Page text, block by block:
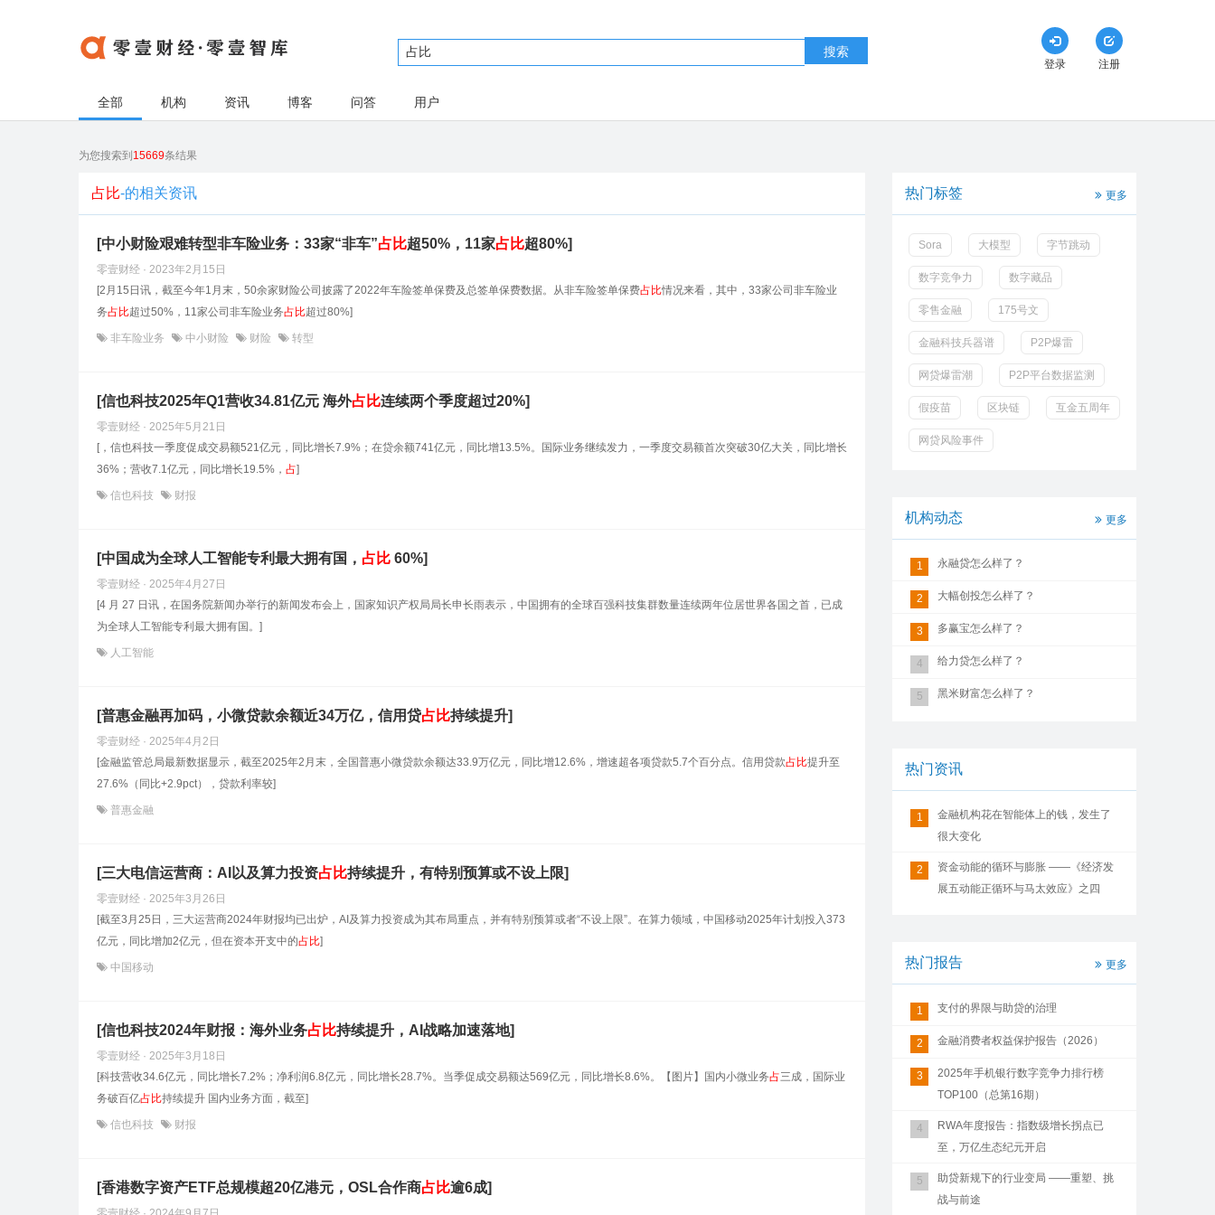
搜索
登录 注册
全部 机构 资讯 博客 问答 用户
为您搜索到 15669条结果
占比-的相关资讯
[中小财险艰难转型非车险业务：33家“非车”占 比超50%，11家占 比超80%]
零壹财经 · 2023年2月15日
[2月15日讯，截至今年1月末，50余家财险公司披露了2022年车险签单保费及总签单保费数据。从非车险签单保费占 比情况来看，其中，33家公司非车险业
务占 比超过50%，11家公司非车险业务占 比超过80%]
非车险业务 中小财险 财险 转型
[信也科技2025年Q1营收34.81亿元 海外占 比连续两个季度超过20%]
零壹财经 · 2025年5月21日
[，信也科技一季度促成交易额521亿元，同比增长7.9%；在贷余额741亿元，同比增13.5%。国际业务继续发力，一季度交易额首次突破30亿大关，同比增长
36%；营收7.1亿元，同比增长19.5%， 占]
信也科技 财报
[中国成为全球人工智能专利最大拥有国， 占 比 60%]
零壹财经 · 2025年4月27日
[4 月 27 日讯，在国务院新闻办举行的新闻发布会上，国家知识产权局局长申长雨表示，中国拥有的全球百强科技集群数量连续两年位居世界各国之首，已成
为全球人工智能专利最大拥有国。]
人工智能
[普惠金融再加码，小微贷款余额近34万亿，信用贷占 比持续提升]
零壹财经 · 2025年4月2日
[金融监管总局最新数据显示，截至2025年2月末，全国普惠小微贷款余额达33.9万亿元，同比增12.6%，增速超各项贷款5.7个百分点。信用贷款占 比提升至
27.6%（同比+2.9pct），贷款利率较]
普惠金融
[三大电信运营商：AI以及算力投资占 比持续提升，有特别预算或不设上限]
零壹财经 · 2025年3月26日
[截至3月25日，三大运营商2024年财报均已出炉，AI及算力投资成为其布局重点，并有特别预算或者“不设上限”。在算力领域，中国移动2025年计划投入373
亿元，同比增加2亿元，但在资本开支中的占 比]
中国移动
[信也科技2024年财报：海外业务占 比持续提升，AI战略加速落地]
零壹财经 · 2025年3月18日
[科技营收34.6亿元，同比增长7.2%；净利润6.8亿元，同比增长28.7%。当季促成交易额达569亿元，同比增长8.6%。【图片】国内小微业务占三成，国际业
务破百亿占 比持续提升 国内业务方面，截至]
信也科技 财报
[香港数字资产ETF总规模超20亿港元，OSL合作商占 比逾6成]
热门标签 更多
Sora 大模型 字节跳动
数字竞争力 数字藏品
零售金融 175号文
金融科技兵器谱 P2P爆雷
网贷爆雷潮 P2P平台数据监测
假疫苗 区块链 互金五周年
网贷风险事件
机构动态 更多
1 永融贷怎么样了？
2 大幅创投怎么样了？
3 多赢宝怎么样了？
4 给力贷怎么样了？
5 黑米财富怎么样了？
热门资讯
1
金融机构花在智能体上的钱，发生了
很大变化
2
资金动能的循环与膨胀 ——《经济发
展五动能正循环与马太效应》之四
热门报告 更多
1 支付的界限与助贷的治理
2 金融消费者权益保护报告（2026）
3
2025年手机银行数字竞争力排行榜
TOP100（总第16期）
4
RWA年度报告：指数级增长拐点已
至，万亿生态纪元开启
5
助贷新规下的行业变局 ——重塑、挑
战与前途